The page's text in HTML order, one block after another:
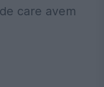
care avem